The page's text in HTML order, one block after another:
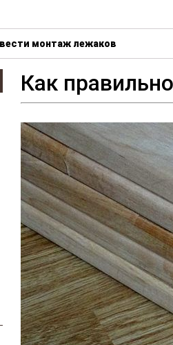
монтаж лежаков
Как